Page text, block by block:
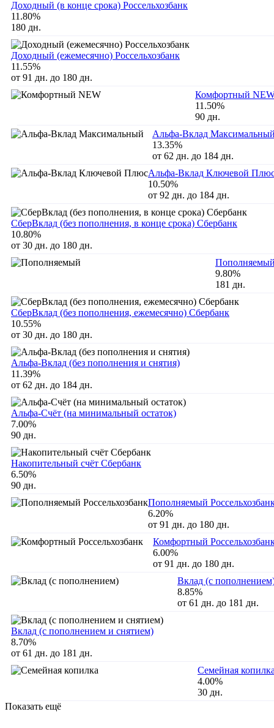
Доходный (в конце срока) Россельхозбанк
11.80%
180 дн.
Доходный (ежемесячно) Россельхозбанк
11.55%
от 91 дн. до 180 дн.
Комфортный
11.50%
90 дн.
Альфа-Вклад
13.35%
от 62 дн. до 184 дн.
Альфа-Вклад Ключевой
10.50%
от 92 дн. до 184 дн.
СберВклад (без пополнения, в конце срока) Сбербанк
10.80%
от 30 дн. до 180 дн.
9.80%
181 дн.
СберВклад (без пополнения, ежемесячно) Сбербанк
10.55%
от 30 дн. до 180 дн.
Альфа-Вклад (без пополнения и снятия)
11.39%
от 62 дн. до 184 дн.
Альфа-Счёт (на минимальный остаток)
7.00%
90 дн.
Накопительный счёт Сбербанк
6.50%
90 дн.
Пополняемый
6.20%
от 91 дн. до 180 дн.
Комфортный
6.00%
от 91 дн. до 180 дн.
Вклад (с
8.85%
от 61 дн. до 181 дн.
Вклад (с пополнением и снятием)
8.70%
от 61 дн. до 181 дн.
Семейная
4.00%
30 дн.
Показать ещё